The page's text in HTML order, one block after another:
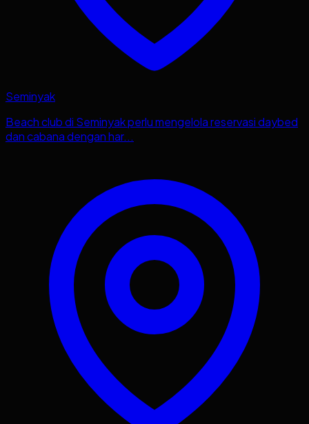
Seminyak
Beach club di Seminyak perlu mengelola reservasi daybed
dan cabana dengan har...